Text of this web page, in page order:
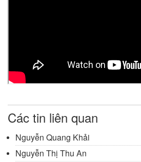
Các tin liên quan
Nguyễn Quang Khải
Nguyễn Thị Thu An